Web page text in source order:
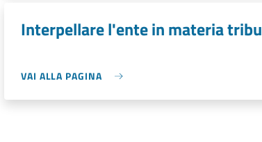
Interpellare l'ente in materia
VAI ALLA PAGINA